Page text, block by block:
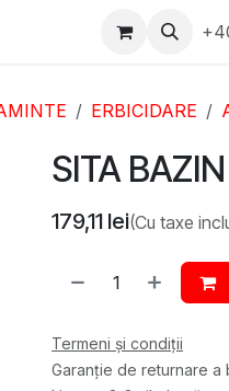
Messenger
ERBICIDARE
SITA
179,11 lei(Cu taxe
Termeni și condiții
Garanție de returnare a